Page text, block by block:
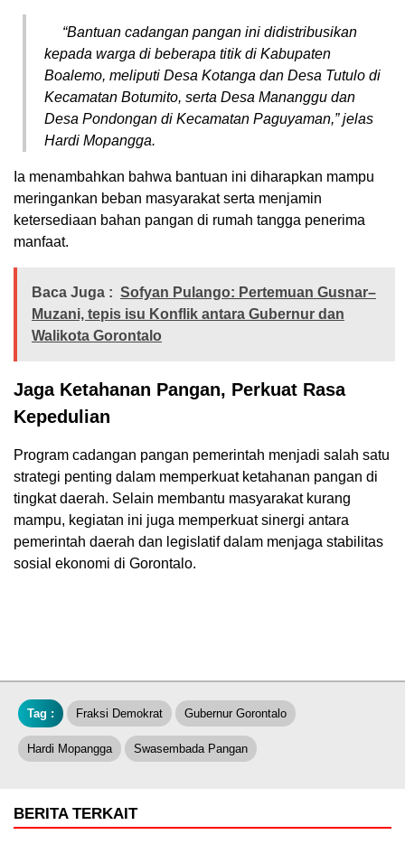
“Bantuan cadangan pangan ini didistribusikan
kepada warga di beberapa titik di Kabupaten
Boalemo, meliputi Desa Kotanga dan Desa Tutulo di
Kecamatan Botumito, serta Desa Mananggu dan
Desa Pondongan di Kecamatan Paguyaman,” jelas
Hardi Mopangga.
Ia menambahkan bahwa bantuan ini diharapkan mampu
meringankan beban masyarakat serta menjamin
ketersediaan bahan pangan di rumah tangga penerima
manfaat.
Baca Juga : Sofyan Pulango: Pertemuan Gusnar–
Muzani, tepis isu Konflik antara Gubernur dan
Walikota Gorontalo
Jaga Ketahanan Pangan, Perkuat Rasa
Kepedulian
Program cadangan pangan pemerintah menjadi salah satu
strategi penting dalam memperkuat ketahanan pangan di
tingkat daerah. Selain membantu masyarakat kurang
mampu, kegiatan ini juga memperkuat sinergi antara
pemerintah daerah dan legislatif dalam menjaga stabilitas
sosial ekonomi di Gorontalo.
Tag : Fraksi Demokrat Gubernur Gorontalo
Hardi Mopangga Swasembada Pangan
BERITA TERKAIT